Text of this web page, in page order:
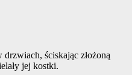
drzwiach, ściskając złożoną
jej kostki.